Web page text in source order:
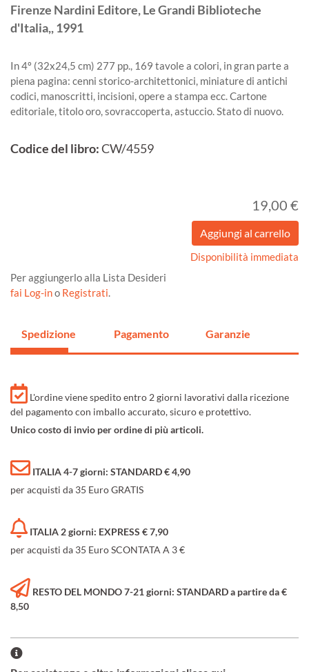
Firenze Nardini Editore, Le Grandi Biblioteche
d'Italia,,1991
In 4º (32x24,5 cm) 277 pp., 169 tavole a colori, in gran parte a
piena pagina: cenni storico-architettonici, miniature di antichi
codici, manoscritti, incisioni, opere a stampa ecc. Cartone
editoriale, titolo oro, sovraccoperta, astuccio. Stato di nuovo.
Codice del libro:CW/4559
19,00 €
Disponibilità immediata
Per aggiungerlo alla Lista Desideri
fai Log-ino Registrati.
Spedizione Pagamento Garanzie
L'ordine viene spedito entro 2 giorni lavorativi dalla ricezione
del pagamento con imballo accurato, sicuro e protettivo.
Unico costo di invio per ordine di più articoli.
ITALIA 4-7 giorni: STANDARD € 4,90
per acquisti da 35 Euro GRATIS
ITALIA 2 giorni: EXPRESS € 7,90
per acquisti da 35 Euro SCONTATA A 3 €
RESTO DEL MONDO 7-21 giorni: STANDARD a partire da €
8,50